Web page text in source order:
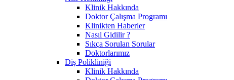
Klinik Hakkında
Doktor Çalışma Programı
Klinikten Haberler
Nasıl Gidilir ?
Sıkça Sorulan Sorular
Doktorlarımız
Diş Polikliniği
Klinik Hakkında